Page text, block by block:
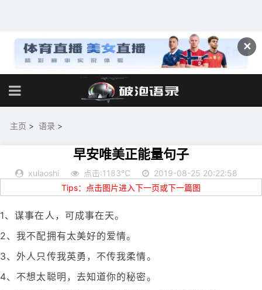
✕
主页 > 语录 >
早安唯美正能量句子
xulaoshi 点击:1183℃
2019-08-25 20:22:58
Tips：点击图片进入下一页或下一篇图
1、谋事在人，可成事在天。
2、我不配拥有太美好的爱情。
3、外人只传我英勇，不传我柔情。
4、不想太聪明，去知道你的秘密。